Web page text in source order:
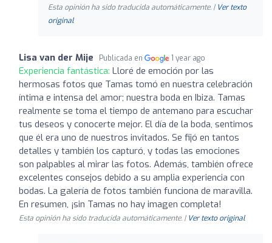
Esta opinión ha sido traducida automáticamente. | Ver texto
original
Lisa van der Mije Publicada en 1 year ago
Experiencia fantástica: Lloré de emoción por las
hermosas fotos que Tamas tomó en nuestra celebración
íntima e intensa del amor; nuestra boda en Ibiza. Tamas
realmente se toma el tiempo de antemano para escuchar
tus deseos y conocerte mejor. El día de la boda, sentimos
que él era uno de nuestros invitados. Se fijó en tantos
detalles y también los capturó, y todas las emociones
son palpables al mirar las fotos. Además, también ofrece
excelentes consejos debido a su amplia experiencia con
bodas. La galería de fotos también funciona de maravilla.
En resumen, ¡sin Tamas no hay imagen completa!
Esta opinión ha sido traducida automáticamente. | Ver texto original